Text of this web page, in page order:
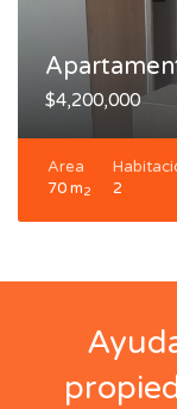
$4,200,000
Area
70 m2
2